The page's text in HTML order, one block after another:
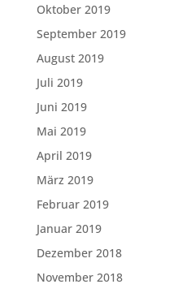
Oktober 2019
September 2019
August 2019
Juli 2019
Juni 2019
Mai 2019
April 2019
März 2019
Februar 2019
Januar 2019
Dezember 2018
November 2018